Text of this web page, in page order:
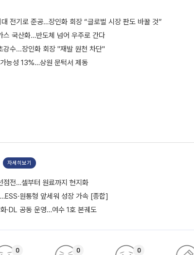
전기로 준공…장인화 회장 “글로벌 시장 판도 바꿀 것”
스 국산화…반도체 넘어 우주로 간다
강수...장인화 회장 "재발 원천 차단"
능성 13%…상원 문턱서 제동
자세히보기
점전…셀부터 원료까지 현지화
원통형 앞세워 성장 가속 [종합]
·DL 공동 운영…여수 1호 본궤도
0 0 0